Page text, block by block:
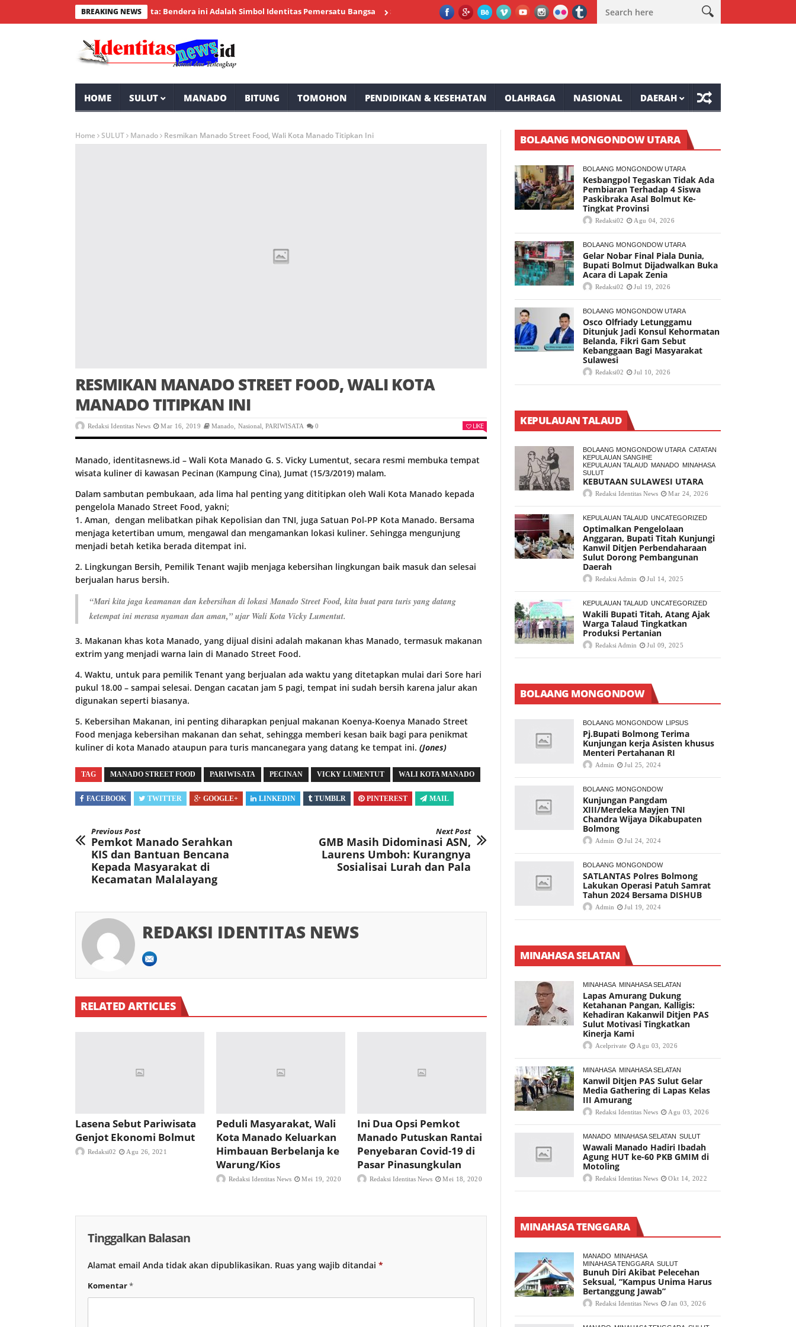
BREAKING NEWS
RI, Wakil Wali Kota: Bendera ini Adalah Simbol Identitas Pemersatu Bangsa SMP Negeri 2 Tompaso Siap Memeriahkan HUT RI ke-81 Tompaso Raya Mantap, Lomba Bulu Tangkis Awali
HOME SULUT MANADO BITUNG TOMOHON PENDIDIKAN & KESEHATAN OLAHRAGA NASIONAL DAERAH
Home SULUT Manado Resmikan Manado Street Food, Wali Kota Manado Titipkan Ini
RESMIKAN MANADO STREET FOOD, WALI KOTA
MANADO TITIPKAN INI
Redaksi Identitas News Mar 16, 2019 Manado Nasional ,PARIWISATA 0 LIKE
Manado, identitasnews.id – Wali Kota Manado G. S. Vicky Lumentut, secara resmi membuka tempat
wisata kuliner di kawasan Pecinan (Kampung Cina), Jumat (15/3/2019) malam.
Dalam sambutan pembukaan, ada lima hal penting yang dititipkan oleh Wali Kota Manado kepada
pengelola Manado Street Food, yakni;
1. Aman, dengan melibatkan pihak Kepolisian dan TNI, juga Satuan Pol-PP Kota Manado. Bersama
menjaga ketertiban umum, mengawal dan mengamankan lokasi kuliner. Sehingga mengunjung
menjadi betah ketika berada ditempat ini.
2. Lingkungan Bersih, Pemilik Tenant wajib menjaga kebersihan lingkungan baik masuk dan selesai
berjualan harus bersih.
“Mari kita jaga keamanan dan kebersihan di lokasi Manado Street Food, kita buat para turis yang datang
ketempat ini merasa nyaman dan aman,” ujar Wali Kota Vicky Lumentut.
3. Makanan khas kota Manado, yang dijual disini adalah makanan khas Manado, termasuk makanan
extrim yang menjadi warna lain di Manado Street Food.
4. Waktu, untuk para pemilik Tenant yang berjualan ada waktu yang ditetapkan mulai dari Sore hari
pukul 18.00 – sampai selesai. Dengan cacatan jam 5 pagi, tempat ini sudah bersih karena jalur akan
digunakan seperti biasanya.
5. Kebersihan Makanan, ini penting diharapkan penjual makanan Koenya-Koenya Manado Street
Food menjaga kebersihan makanan dan sehat, sehingga memberi kesan baik bagi para penikmat
kuliner di kota Manado ataupun para turis mancanegara yang datang ke tempat ini. (Jones)
TAG MANADO STREET FOOD PARIWISATA PECINAN VICKY LUMENTUT WALI KOTA MANADO
FACEBOOK TWITTER GOOGLE+ LINKEDIN TUMBLR PINTEREST MAIL
Previous Post
Pemkot Manado Serahkan
KIS dan Bantuan Bencana
Kepada Masyarakat di
Kecamatan Malalayang
Next Post
GMB Masih Didominasi ASN,
Laurens Umboh: Kurangnya
Sosialisai Lurah dan Pala
REDAKSI IDENTITAS NEWS
RELATED ARTICLES
Lasena Sebut Pariwisata
Genjot Ekonomi Bolmut
Redaksi02 Agu 26, 2021
Peduli Masyarakat, Wali
Kota Manado Keluarkan
Himbauan Berbelanja ke
Warung/Kios
Redaksi Identitas News Mei 19, 2020
Ini Dua Opsi Pemkot
Manado Putuskan Rantai
Penyebaran Covid-19 di
Pasar Pinasungkulan
Redaksi Identitas News Mei 18, 2020
Tinggalkan Balasan
Alamat email Anda tidak akan dipublikasikan. Ruas yang wajib ditandai *
Komentar*
BOLAANG MONGONDOW UTARA
BOLAANG MONGONDOW UTARA
Kesbangpol Tegaskan Tidak Ada
Pembiaran Terhadap 4 Siswa
Paskibraka Asal Bolmut Ke-
Tingkat Provinsi
Redaksi02 Agu 04, 2026
BOLAANG MONGONDOW UTARA
Gelar Nobar Final Piala Dunia,
Bupati Bolmut Dijadwalkan Buka
Acara di Lapak Zenia
Redaksi02 Jul 19, 2026
BOLAANG MONGONDOW UTARA
Osco Olfriady Letunggamu
Ditunjuk Jadi Konsul Kehormatan
Belanda, Fikri Gam Sebut
Kebanggaan Bagi Masyarakat
Sulawesi
Redaksi02 Jul 10, 2026
KEPULAUAN TALAUD
BOLAANG MONGONDOW UTARA CATATAN
KEPULAUAN SANGIHE
KEPULAUAN TALAUD MANADO MINAHASA
SULUT
KEBUTAAN SULAWESI UTARA
Redaksi Identitas News Mar 24, 2026
KEPULAUAN TALAUD UNCATEGORIZED
Optimalkan Pengelolaan
Anggaran, Bupati Titah Kunjungi
Kanwil Ditjen Perbendaharaan
Sulut Dorong Pembangunan
Daerah
Redaksi Admin Jul 14, 2025
KEPULAUAN TALAUD UNCATEGORIZED
Wakili Bupati Titah, Atang Ajak
Warga Talaud Tingkatkan
Produksi Pertanian
Redaksi Admin Jul 09, 2025
BOLAANG MONGONDOW
BOLAANG MONGONDOW LIPSUS
Pj.Bupati Bolmong Terima
Kunjungan kerja Asisten khusus
Menteri Pertahanan RI
Admin Jul 25, 2024
BOLAANG MONGONDOW
Kunjungan Pangdam
XIII/Merdeka Mayjen TNI
Chandra Wijaya Dikabupaten
Bolmong
Admin Jul 24, 2024
BOLAANG MONGONDOW
SATLANTAS Polres Bolmong
Lakukan Operasi Patuh Samrat
Tahun 2024 Bersama DISHUB
Admin Jul 19, 2024
MINAHASA SELATAN
MINAHASA MINAHASA SELATAN
Lapas Amurang Dukung
Ketahanan Pangan, Kalligis:
Kehadiran Kakanwil Ditjen PAS
Sulut Motivasi Tingkatkan
Kinerja Kami
Acelprivate Agu 03, 2026
MINAHASA MINAHASA SELATAN
Kanwil Ditjen PAS Sulut Gelar
Media Gathering di Lapas Kelas
III Amurang
Redaksi Identitas News Agu 03, 2026
MANADO MINAHASA SELATAN SULUT
Wawali Manado Hadiri Ibadah
Agung HUT ke-60 PKB GMIM di
Motoling
Redaksi Identitas News Okt 14, 2022
MINAHASA TENGGARA
MANADO MINAHASA
MINAHASA TENGGARA SULUT
Bunuh Diri Akibat Pelecehan
Seksual, “Kampus Unima Harus
Bertanggung Jawab”
Redaksi Identitas News Jan 03, 2026